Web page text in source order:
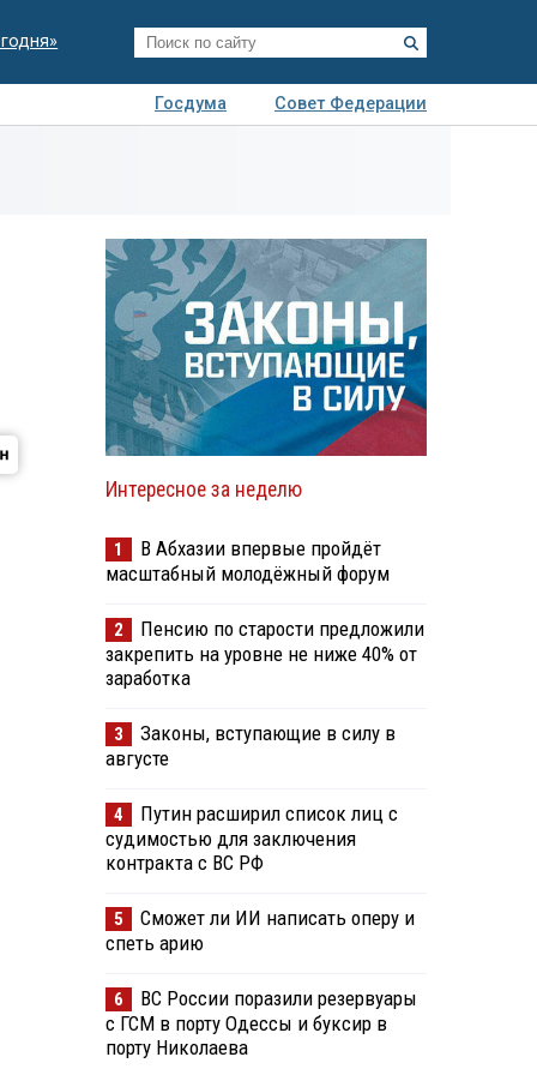
Госдума
Совет Федерации
Интересное за неделю
1
В Абхазии впервые пройдёт
масштабный молодёжный форум
2
Пенсию по старости предложили
закрепить на уровне не ниже 40% от
заработка
3
Законы, вступающие в силу в
августе
4
Путин расширил список лиц с
судимостью для заключения
контракта с ВС РФ
5
Сможет ли ИИ написать оперу и
спеть арию
6
ВС России поразили резервуары
с ГСМ в порту Одессы и буксир в
порту Николаева